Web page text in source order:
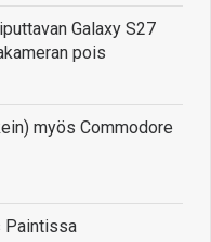
Galaxy S27
pois
myös Commodore
Paintissa